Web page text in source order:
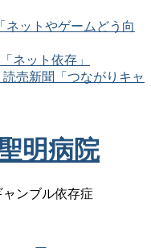
ネットやゲームどう向
ネット依存」
売新聞「つながりキャ
ャンブル依存症